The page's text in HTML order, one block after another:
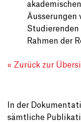
Äusserungen
Studierenden
Rahmen der
« Zurück zur
In der
sämtliche